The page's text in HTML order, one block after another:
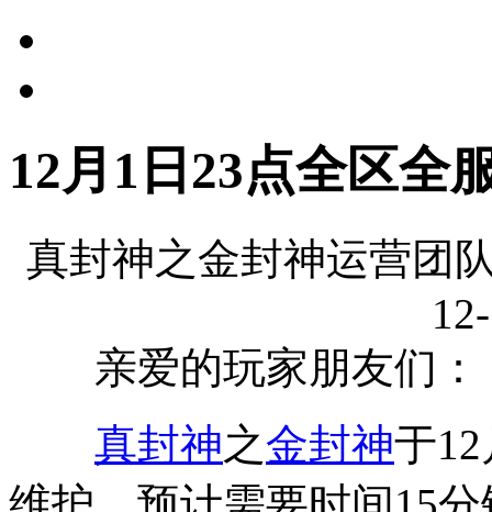
12月1日23点全区全
真封神之金封神运营团
亲爱的玩家朋友们：
真封神之金封神于